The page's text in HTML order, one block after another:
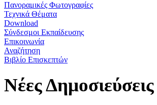
Πανοραμικές Φωτογραφίες
Τεχνικά Θέματα
Download
Σύνδεσμοι Εκπαίδευσης
Επικοινωνία
Αναζήτηση
Βιβλίο Επισκεπτών
Νέες Δημοσιεύσεις